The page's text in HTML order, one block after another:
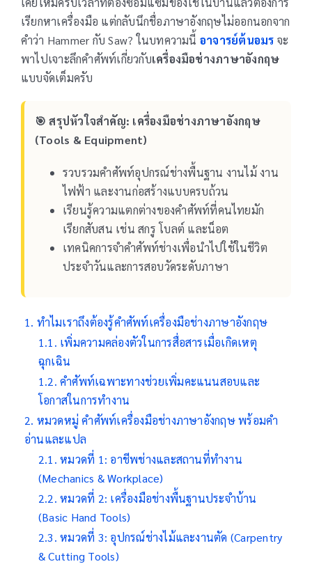
เรียกหาเครื่องมือ แต่กลับนึกชื่อภาษาอังกฤษไม่ออกนอกจาก
คำว่า Hammer กับ Saw? ในบทความนี้ อาจารย์ต้นอมร จะ
พาไปเจาะลึกคำศัพท์เกี่ยวกับเครื่องมือช่างภาษาอังกฤษ
แบบจัดเต็มครับ
🎯 สรุปหัวใจสำคัญ: เครื่องมือช่างภาษาอังกฤษ
(Tools & Equipment)
รวบรวมคำศัพท์อุปกรณ์ช่างพื้นฐาน งานไม้ งาน
ไฟฟ้า และงานก่อสร้างแบบครบถ้วน
เรียนรู้ความแตกต่างของคำศัพท์ที่คนไทยมัก
เรียกสับสน เช่น สกรู โบลต์ และน็อต
เทคนิคการจำคำศัพท์ช่างเพื่อนำไปใช้ในชีวิต
ประจำวันและการสอบวัดระดับภาษา
ทำไมเราถึงต้องรู้คำศัพท์เครื่องมือช่างภาษาอังกฤษ
เพิ่มความคล่องตัวในการสื่อสารเมื่อเกิดเหตุ
ฉุกเฉิน
คำศัพท์เฉพาะทางช่วยเพิ่มคะแนนสอบและ
โอกาสในการทำงาน
หมวดหมู่ คำศัพท์เครื่องมือช่างภาษาอังกฤษ พร้อมคำ
อ่านและแปล
หมวดที่ 1: อาชีพช่างและสถานที่ทำงาน
(Mechanics & Workplace)
หมวดที่ 2: เครื่องมือช่างพื้นฐานประจำบ้าน
(Basic Hand Tools)
หมวดที่ 3: อุปกรณ์ช่างไม้และงานตัด (Carpentry
& Cutting Tools)